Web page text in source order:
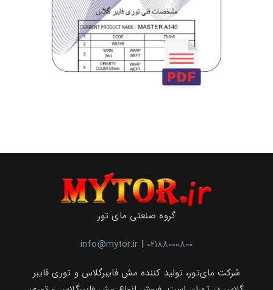
گروه صنعتی مای تور
info@mytor.ir | 02188000800
شرکت مای‌تور، تولید کننده مش فایبرگلاس و توری فایبر